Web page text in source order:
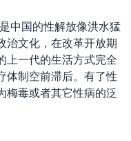
中国的性解放像洪水猛
治文化，在改革开放期
上一代的生活方式完全
体制空前滞后。有了性
梅毒或者其它性病的泛